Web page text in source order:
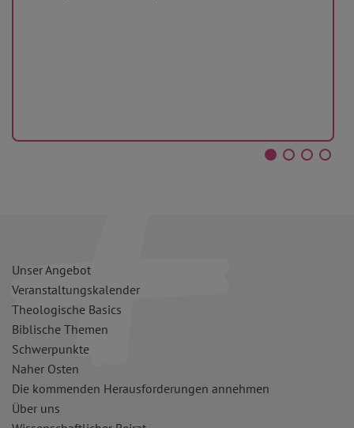
Unser Angebot
Veranstaltungskalender
Theologische Basics
Biblische Themen
Schwerpunkte
Naher Osten
Die kommenden Herausforderungen annehmen
Über uns